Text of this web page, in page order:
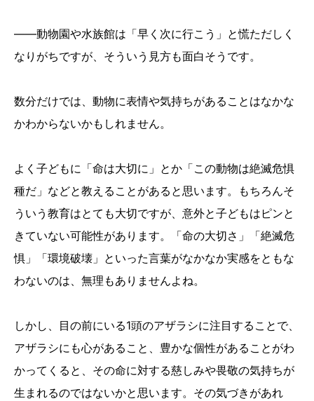
――動物園や水族館は「早く次に行こう」と慌ただしく
なりがちですが、そういう見方も面白そうです。
数分だけでは、動物に表情や気持ちがあることはなかな
かわからないかもしれません。
よく子どもに「命は大切に」とか「この動物は絶滅危惧
種だ」などと教えることがあると思います。もちろんそ
ういう教育はとても大切ですが、意外と子どもはピンと
きていない可能性があります。「命の大切さ」「絶滅危
惧」「環境破壊」といった言葉がなかなか実感をともな
わないのは、無理もありませんよね。
しかし、目の前にいる1頭のアザラシに注目することで、
アザラシにも心があること、豊かな個性があることがわ
かってくると、その命に対する慈しみや畏敬の気持ちが
生まれるのではないかと思います。その気づきがあれ